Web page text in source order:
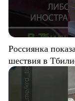
Россиянка
шествия в